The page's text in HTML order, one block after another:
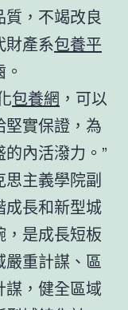
，不竭改良
財產系包養平
包養網 ，可以
實保證，為
內活潑力。”
思主義學院副
成長和新型城
是成長短板
重計謀、區
謀，健全區域